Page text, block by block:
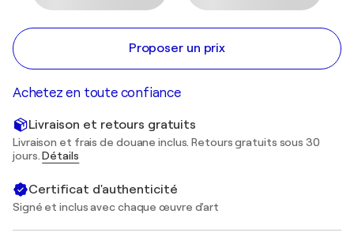
Proposer un prix
Achetez en toute confiance
Livraison et retours gratuits
Livraison et frais de douane inclus. Retours gratuits sous 30
jours.Détails
Certificat d'authenticité
Signé et inclus avec chaque œuvre d'art